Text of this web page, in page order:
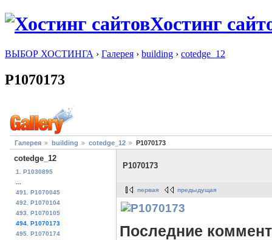
Хостинг
ВЫБОР ХОСТИНГА › Галерея › building › cotedge_12
P1070173
Галерея building cotedge_12 P1070173
cotedge_12
1. P1030895
...
491. P1070045
492. P1070104
493. P1070105
494. P1070173
495. P1070174
P1070173
первая предыдущая
Последние